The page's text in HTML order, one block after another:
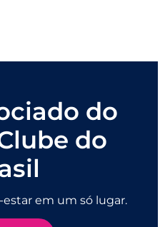
do
do
em um só lugar.